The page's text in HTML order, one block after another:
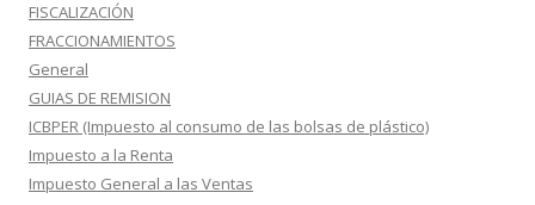
FISCALIZACIÓN
FRACCIONAMIENTOS
General
GUIAS DE REMISION
ICBPER (Impuesto al consumo de las bolsas de plástico)
Impuesto a la Renta
Impuesto General a las Ventas